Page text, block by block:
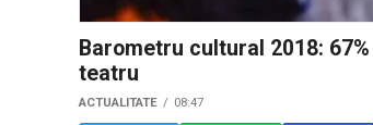
Barometru cultural 2018:
teatru
ACTUALITATE 08:47